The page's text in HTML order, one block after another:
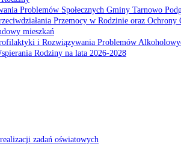
Problemów Społecznych Gminy Tarnowo
Przemocy w Rodzinie oraz Ochrony
mieszkań
i Rozwiązywania Problemów
Rodziny na lata 2026-2028
zadań oświatowych